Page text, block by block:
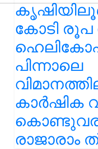
കോടി രൂപ
പിന്നാലെ
കാർഷിക
രാജാരാം